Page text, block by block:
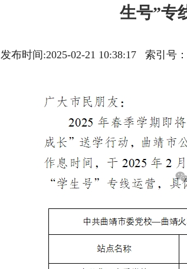
生号”专
发布时间:2025-02-21 10:38:17 索引